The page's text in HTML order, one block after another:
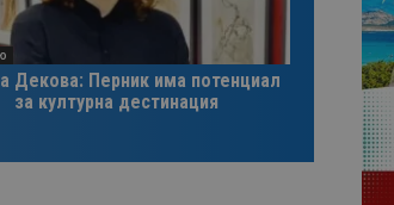
Декова: Перник има потенциал
за културна дестинация